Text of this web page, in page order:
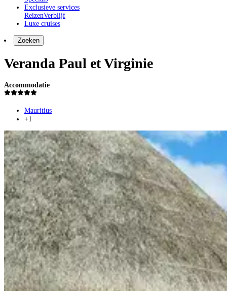
Exclusieve services
ReizenVerblijf
Luxe cruises
Zoeken
Veranda Paul et Virginie
Accommodatie
Mauritius
+1